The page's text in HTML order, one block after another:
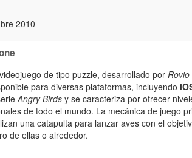
2010
de tipo puzzle, desarrollado por
para diversas plataformas, incluyendo
Angry Birds y se caracteriza por ofrecer
de todo el mundo. La mecánica de juego
una catapulta para lanzar aves con el
de ellas o alrededor.